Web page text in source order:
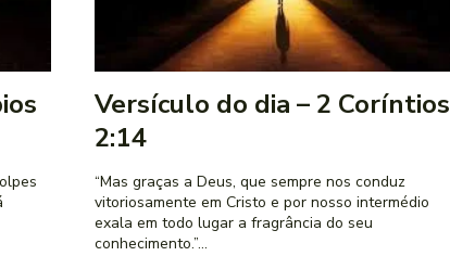
Versículo do dia – 2 Coríntios
2:14
“Mas graças a Deus, que sempre nos conduz
vitoriosamente em Cristo e por nosso intermédio
exala em todo lugar a fragrância do seu
conhecimento.”...